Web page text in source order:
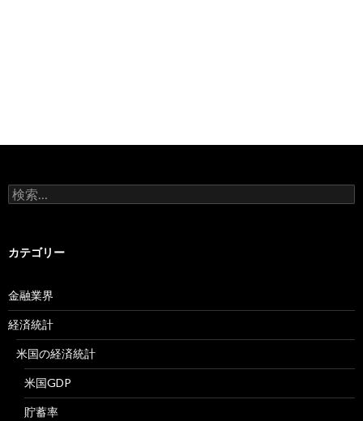
検
索:
カテゴリー
金融業界
経済統計
米国の経済統計
米国GDP
貯蓄率